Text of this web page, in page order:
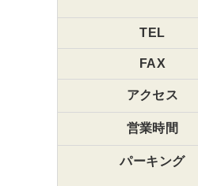
TEL
FAX
アクセス
営業時間
パーキング